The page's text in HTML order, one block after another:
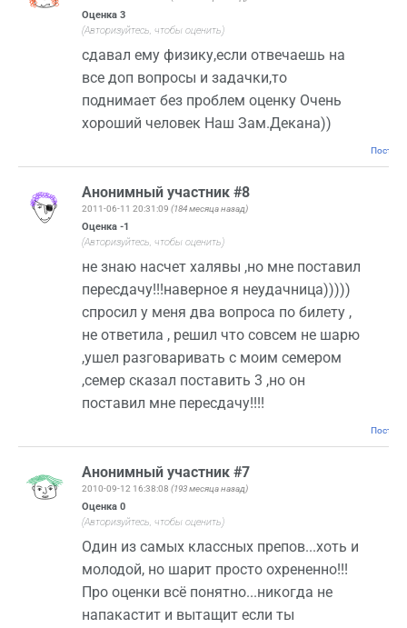
Оценка 3
(Авторизуйтесь, чтобы оценить)
сдавал ему физику,если отвечаешь на
все доп вопросы и задачки,то
поднимает без проблем оценку Очень
хороший человек Наш Зам.Декана))
Анонимный участник #8
2011-06-11 20:31:09 (184 месяца назад)
Оценка -1
(Авторизуйтесь, чтобы оценить)
не знаю насчет халявы ,но мне поставил
пересдачу!!!наверное я неудачница)))))
спросил у меня два вопроса по билету ,
не ответила , решил что совсем не шарю
,ушел разговаривать с моим семером
,семер сказал поставить 3 ,но он
поставил мне пересдачу!!!!
Анонимный участник #7
2010-09-12 16:38:08 (193 месяца назад)
Оценка 0
(Авторизуйтесь, чтобы оценить)
Один из самых классных препов...хоть и
молодой, но шарит просто охрененно!!!
Про оценки всё понятно...никогда не
напакастит и вытащит если ты